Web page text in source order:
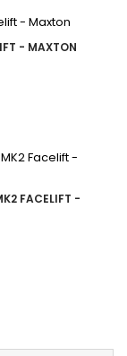
- MAXTON
FACELIFT -